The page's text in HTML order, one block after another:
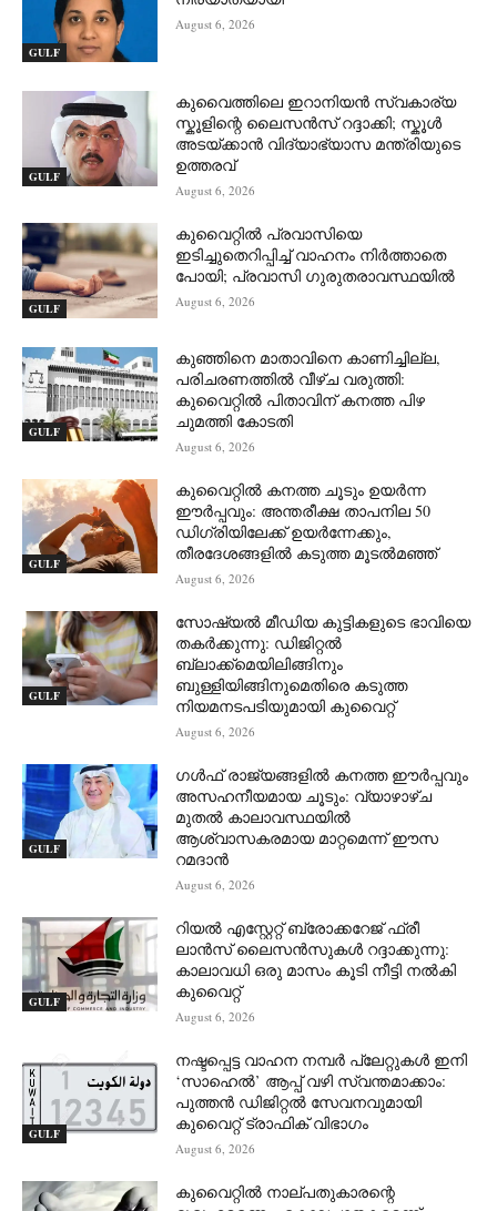
GULF
August 6, 2026
GULF
കുവൈത്തിലെ ഇറാനിയൻ സ്വകാര്യ
സ്കൂളിന്റെ ലൈസൻസ് റദ്ദാക്കി; സ്കൂൾ
അടയ്ക്കാൻ വിദ്യാഭ്യാസ മന്ത്രിയുടെ
ഉത്തരവ്
August 6, 2026
GULF
കുവൈറ്റിൽ പ്രവാസിയെ
ഇടിച്ചുതെറിപ്പിച്ച് വാഹനം നിർത്താതെ
പോയി; പ്രവാസി ഗുരുതരാവസ്ഥയിൽ
August 6, 2026
GULF
കുഞ്ഞിനെ മാതാവിനെ കാണിച്ചില്ല,
പരിചരണത്തിൽ വീഴ്ച വരുത്തി:
കുവൈറ്റിൽ പിതാവിന് കനത്ത പിഴ
ചുമത്തി കോടതി
August 6, 2026
GULF
കുവൈറ്റിൽ കനത്ത ചൂടും ഉയർന്ന
ഈർപ്പവും: അന്തരീക്ഷ താപനില 50
ഡിഗ്രിയിലേക്ക് ഉയർന്നേക്കും,
തീരദേശങ്ങളിൽ കടുത്ത മൂടൽമഞ്ഞ്
August 6, 2026
GULF
സോഷ്യൽ മീഡിയ കുട്ടികളുടെ ഭാവിയെ
തകർക്കുന്നു: ഡിജിറ്റൽ
ബ്ലാക്ക്‌മെയിലിങ്ങിനും
ബുള്ളിയിങ്ങിനുമെതിരെ കടുത്ത
നിയമനടപടിയുമായി കുവൈറ്റ്
August 6, 2026
GULF
ഗൾഫ് രാജ്യങ്ങളിൽ കനത്ത ഈർപ്പവും
അസഹനീയമായ ചൂടും: വ്യാഴാഴ്ച
മുതൽ കാലാവസ്ഥയിൽ
ആശ്വാസകരമായ മാറ്റമെന്ന് ഈസ
റമദാൻ
August 6, 2026
GULF
റിയൽ എസ്റ്റേറ്റ് ബ്രോക്കറേജ് ഫ്രീ
ലാൻസ് ലൈസൻസുകൾ റദ്ദാക്കുന്നു:
കാലാവധി ഒരു മാസം കൂടി നീട്ടി നൽകി
കുവൈറ്റ്
August 6, 2026
GULF
നഷ്ടപ്പെട്ട വാഹന നമ്പർ പ്ലേറ്റുകൾ ഇനി
‘സാഹെൽ’ ആപ്പ് വഴി സ്വന്തമാക്കാം:
പുത്തൻ ഡിജിറ്റൽ സേവനവുമായി
കുവൈറ്റ് ട്രാഫിക് വിഭാഗം
August 6, 2026
കുവൈറ്റിൽ നാല്പതുകാരന്റെ